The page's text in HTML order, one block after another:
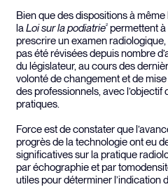
Bien que des dispositions à même
laLoi sur la podiatrie2 permettent
prescrire un examen
pas été révisées depuis nombre
du législateur, au cours des
volonté de changement et de
des professionnels, avec l’objectif
pratiques.
Force est de constater que
progrès de la technologie ont eu
significatives sur la pratique
par échographie et par
utiles pour déterminer l’indication